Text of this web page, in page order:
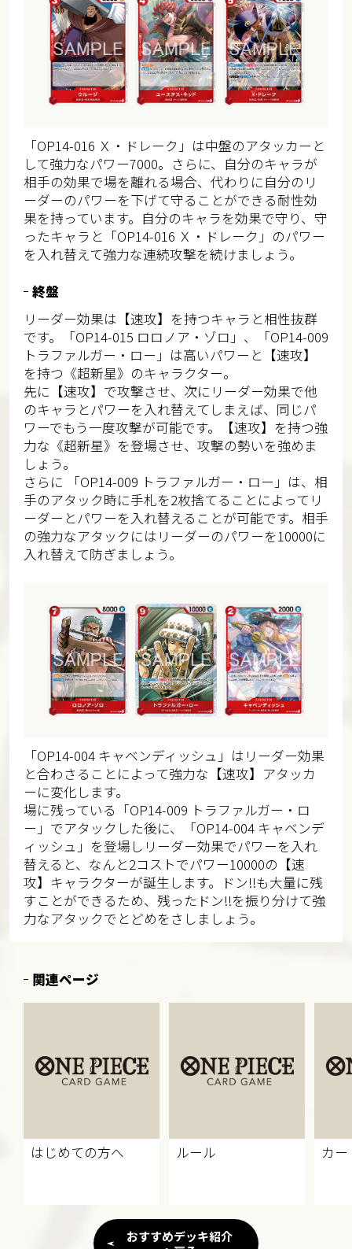
「OP14-016 Ｘ・ドレーク」は中盤のアタッカーと
して強力なパワー7000。さらに、自分のキャラが
相手の効果で場を離れる場合、代わりに自分のリ
ーダーのパワーを下げて守ることができる耐性効
果を持っています。自分のキャラを効果で守り、守
ったキャラと「OP14-016 Ｘ・ドレーク」のパワー
を入れ替えて強力な連続攻撃を続けましょう。
終盤
リーダー効果は【速攻】を持つキャラと相性抜群
です。「OP14-015 ロロノア・ゾロ」、「OP14-009
トラファルガー・ロー」は高いパワーと【速攻】
を持つ《超新星》のキャラクター。
先に【速攻】で攻撃させ、次にリーダー効果で他
のキャラとパワーを入れ替えてしまえば、同じパ
ワーでもう一度攻撃が可能です。【速攻】を持つ強
力な《超新星》を登場させ、攻撃の勢いを強めま
しょう。
さらに 「OP14-009 トラファルガー・ロー」は、相
手のアタック時に手札を2枚捨てることによってリ
ーダーとパワーを入れ替えることが可能です。相手
の強力なアタックにはリーダーのパワーを10000に
入れ替えて防ぎましょう。
「OP14-004 キャベンディッシュ」はリーダー効果
と合わさることによって強力な【速攻】アタッカ
ーに変化します。
場に残っている「OP14-009 トラファルガー・ロ
ー」でアタックした後に、「OP14-004 キャベンデ
ィッシュ」を登場しリーダー効果でパワーを入れ
替えると、なんと2コストでパワー10000の【速
攻】キャラクターが誕生します。ドン!!も大量に残
すことができるため、残ったドン!!を振り分けて強
力なアタックでとどめをさしましょう。
関連ページ
はじめての方へ ルール カ
おすすめデッキ紹介